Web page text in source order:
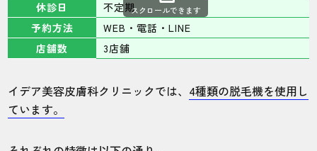
休診日
不定期
予約方法
WEB・電話・LINE
店舗数
3店舗
スクロールできます
イデア美容皮膚科クリニックでは、 4種類の脱毛機を使用し
ています。